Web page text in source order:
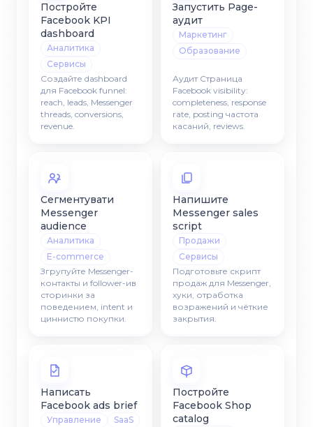
Постройте
Facebook KPI
dashboard
Аналитика
Сервисы
Создайте dashboard
для Facebook funnel:
reach, leads, Messenger
threads, conversions,
revenue.
Запустить Page-
аудит
Маркетинг
Образование
Аудит Страница
Facebook visibility:
completeness, response
rate, posting частота
касаний, reviews.
Сегментувати
Messenger
audience
Аналитика
E-commerce
Згрупуйте Messenger-
контакты и follower-ив
сторинки за
поведением, intent и
циннистю покупки.
Напишите
Messenger sales
script
Продажи
Сервисы
Подготовьте скрипт
продаж для Messenger,
хуки, отработка
возражений и чёткие
закрытия.
Написать
Facebook ads brief
Управление SaaS
Постройте
Facebook Shop
catalog